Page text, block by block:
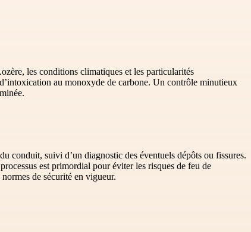
les conditions climatiques et les particularités
au monoxyde de carbone. Un contrôle minutieux
conduit, suivi d’un diagnostic des éventuels dépôts ou fissures.
est primordial pour éviter les risques de feu de
de sécurité en vigueur.